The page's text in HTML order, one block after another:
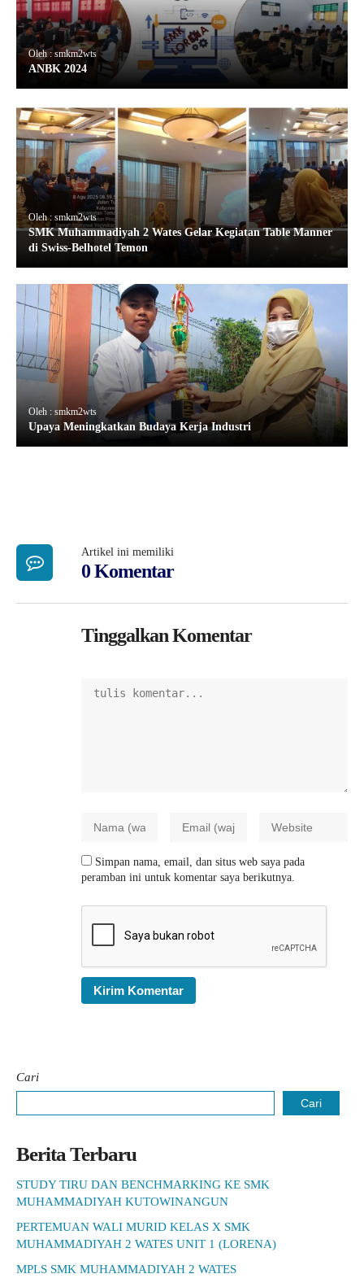
Oleh : smkm2wts
ANBK 2024
Oleh : smkm2wts
SMK Muhammadiyah 2 Wates Gelar Kegiatan Table Manner
di Swiss-Belhotel Temon
Oleh : smkm2wts
Upaya Meningkatkan Budaya Kerja Industri
Artikel ini memiliki
0 Komentar
Tinggalkan Komentar
Simpan nama, email, dan situs web saya pada
peramban ini untuk komentar saya berikutnya.
Cari
Cari
Berita Terbaru
STUDY TIRU DAN BENCHMARKING KE SMK
MUHAMMADIYAH KUTOWINANGUN
PERTEMUAN WALI MURID KELAS X SMK
MUHAMMADIYAH 2 WATES UNIT 1 (LORENA)
MPLS SMK MUHAMMADIYAH 2 WATES